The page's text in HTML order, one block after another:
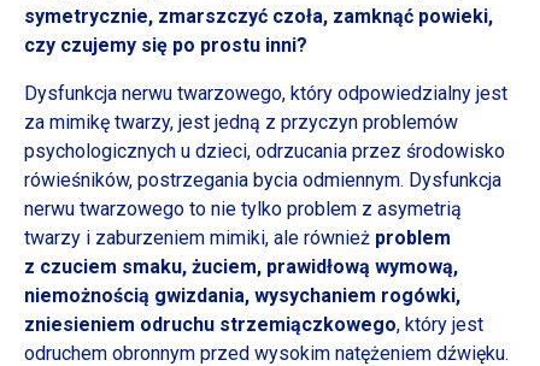
symetrycznie, zmarszczyć czoła, zamknąć powieki,
czy czujemy się po prostu inni?
Dysfunkcja nerwu twarzowego, który odpowiedzialny jest
za mimikę twarzy, jest jedną z przyczyn problemów
psychologicznych u dzieci, odrzucania przez środowisko
rówieśników, postrzegania bycia odmiennym. Dysfunkcja
nerwu twarzowego to nie tylko problem z asymetrią
twarzy i zaburzeniem mimiki, ale również problem
z czuciem smaku, żuciem, prawidłową wymową,
niemożnością gwizdania, wysychaniem rogówki,
zniesieniem odruchu strzemiączkowego, który jest
odruchem obronnym przed wysokim natężeniem dźwięku.